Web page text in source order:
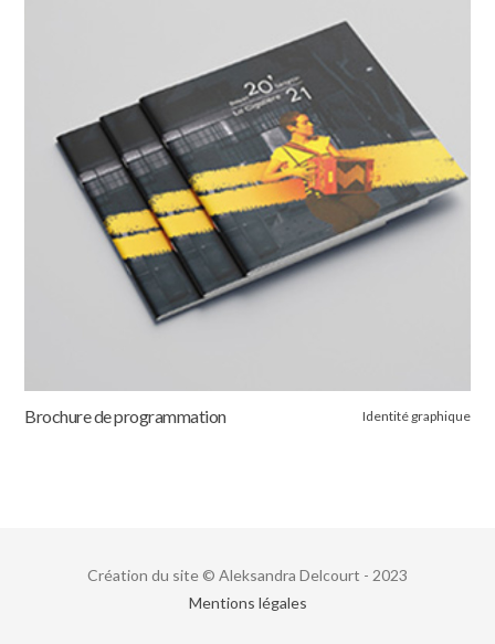
Brochure de programmation Identité graphique
Création du site © Aleksandra Delcourt - 2023
Mentions légales